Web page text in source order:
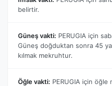
belirtir.
Güneş vakti: PERUGIA için
Güneş doğduktan sonra 45
kılmak mekruhtur.
Öğle vakti: PERUGIA için öğle